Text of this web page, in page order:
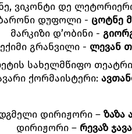
ვიკონტი დე
დუფოლი - ცოტნე
მარკიზი დ’ობინი -
ექიმი გრანვილი - ლევან
სახელმწიფო
ქორმაისტერი:
დირიჟორი – ზაზა
დირიჟორი – რევაზ